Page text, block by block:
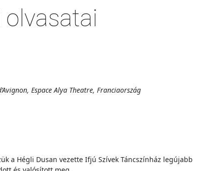
Espace Alya Theatre, Franciaország
a Hégli Dusan vezette Ifjú Szívek Táncszínház legújabb